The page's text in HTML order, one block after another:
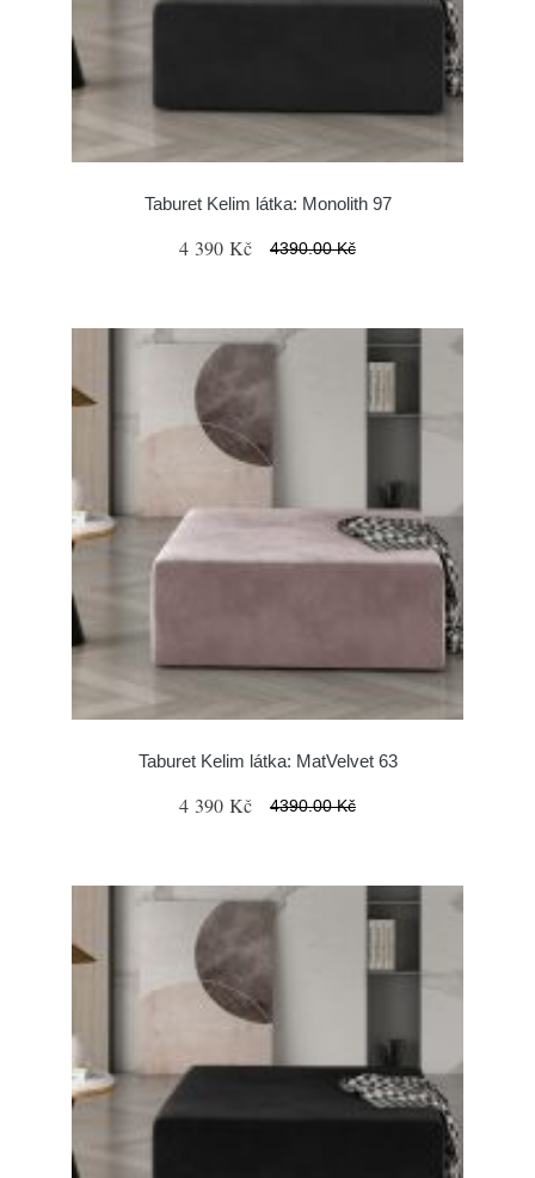
Taburet Kelim látka: Monolith 97
4 390 Kč 4390.00 Kč
Taburet Kelim látka: MatVelvet 63
4 390 Kč 4390.00 Kč